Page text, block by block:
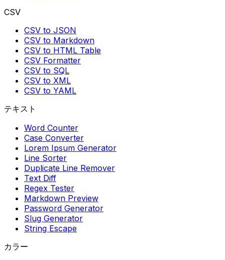
CSV
CSV to JSON
CSV to Markdown
CSV to HTML Table
CSV Formatter
CSV to SQL
CSV to XML
CSV to YAML
テキスト
Word Counter
Case Converter
Lorem Ipsum Generator
Line Sorter
Duplicate Line Remover
Text Diff
Regex Tester
Markdown Preview
Password Generator
Slug Generator
String Escape
カラー